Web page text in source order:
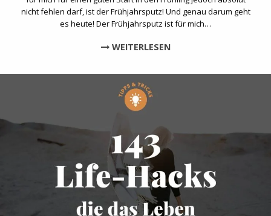
nicht fehlen darf, ist der Frühjahrsputz! Und genau darum geht
es heute! Der Frühjahrsputz ist für mich…
WEITERLESEN